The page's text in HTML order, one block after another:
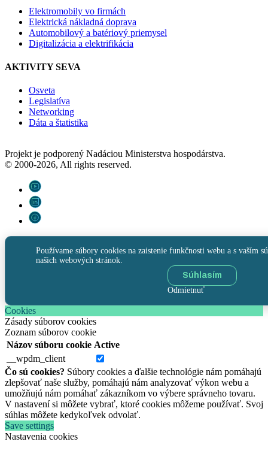
Elektromobily vo firmách
Elektrická nákladná doprava
Automobilový a batériový priemysel
Digitalizácia a elektrifikácia
AKTIVITY SEVA
Osveta
Legislatíva
Networking
Dáta a štatistika
Projekt je podporený Nadáciou Ministerstva hospodárstva.
© 2000-2026, All rights reserved.
Používame súbory cookies na zaistenie funkčnosti webu a s vaším
našich webových stránok.
Súhlasím
Odmietnuť
Cookies
Zásady súborov cookies
Zoznam súborov cookie
Názov súboru cookie Active
__wpdm_client
Čo sú cookies? Súbory cookies a ďalšie technológie nám pomáhajú
zlepšovať naše služby, pomáhajú nám analyzovať výkon webu a
umožňujú nám pomáhať zákazníkom vo výbere správneho tovaru.
V nastavení si môžete vybrať, ktoré cookies môžeme používať. Svoj
súhlas môžete kedykoľvek odvolať.
Save settings
Nastavenia cookies